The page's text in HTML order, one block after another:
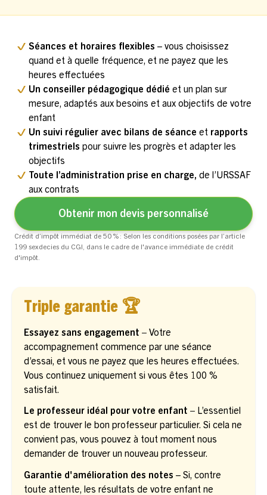
Séances et horaires flexibles – vous choisissez
quand et à quelle fréquence, et ne payez que les
heures effectuées
Un conseiller pédagogique dédié et un plan sur
mesure, adaptés aux besoins et aux objectifs de votre
enfant
Un suivi régulier avec bilans de séance et rapports
trimestriels pour suivre les progrès et adapter les
objectifs
Toute l’administration prise en charge, de l’URSSAF
aux contrats
Obtenir mon devis personnalisé
Crédit d’impôt immédiat de 50 % : Selon les conditions posées par l’article
199 sexdecies du CGI, dans le cadre de l'avance immédiate de crédit
d'impôt.
Triple garantie 🏆
Essayez sans engagement – Votre
accompagnement commence par une séance
d’essai, et vous ne payez que les heures effectuées.
Vous continuez uniquement si vous êtes 100 %
satisfait.
Le professeur idéal pour votre enfant – L’essentiel
est de trouver le bon professeur particulier. Si cela ne
convient pas, vous pouvez à tout moment nous
demander de trouver un nouveau professeur.
Garantie d'amélioration des notes – Si, contre
toute attente, les résultats de votre enfant ne